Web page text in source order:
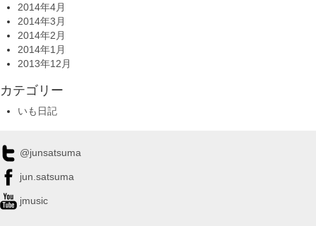
2014年4月
2014年3月
2014年2月
2014年1月
2013年12月
カテゴリー
いも日記
@junsatsuma
jun.satsuma
jmusic